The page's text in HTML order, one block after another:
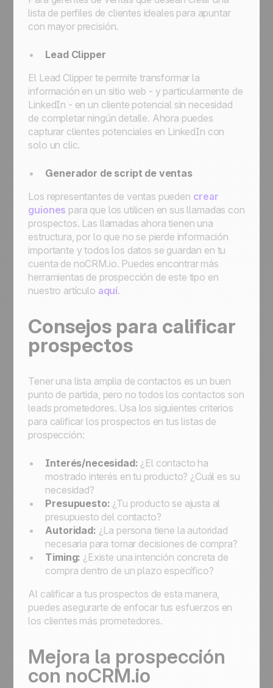
lista de perfiles de clientes ideales para apuntar
con mayor precisión.
Lead Clipper
El Lead Clipper te permite transformar la
información en un sitio web - y particularmente de
LinkedIn - en un cliente potencial sin necesidad
de completar ningún detalle. Ahora puedes
capturar clientes potenciales en LinkedIn con
solo un clic.
Generador de script de ventas
Los representantes de ventas pueden crear
guiones para que los utilicen en sus llamadas con
prospectos. Las llamadas ahora tienen una
estructura, por lo que no se pierde información
importante y todos los datos se guardan en tu
cuenta de noCRM.io. Puedes encontrar más
herramientas de prospección de este tipo en
nuestro artículo aquí.
Consejos para calificar
prospectos
Tener una lista amplia de contactos es un buen
punto de partida, pero no todos los contactos son
leads prometedores. Usa los siguientes criterios
para calificar los prospectos en tus listas de
prospección:
Interés/necesidad: ¿El contacto ha
mostrado interés en tu producto? ¿Cuál es su
necesidad?
Presupuesto: ¿Tu producto se ajusta al
presupuesto del contacto?
Autoridad: ¿La persona tiene la autoridad
necesaria para tomar decisiones de compra?
Timing: ¿Existe una intención concreta de
compra dentro de un plazo específico?
Al calificar a tus prospectos de esta manera,
puedes asegurarte de enfocar tus esfuerzos en
los clientes más prometedores.
Mejora la prospección
con noCRM.io